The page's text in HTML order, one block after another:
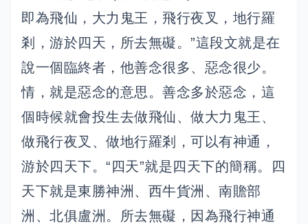
即為飛仙，大力鬼王，飛行夜叉，地行羅
剎，游於四天，所去無礙。”這段文就是在
說一個臨終者，他善念很多、惡念很少。
情，就是惡念的意思。善念多於惡念，這
個時候就會投生去做飛仙、做大力鬼王、
做飛行夜叉、做地行羅剎，可以有神通，
游於四天下。“四天”就是四天下的簡稱。四
天下就是東勝神洲、西牛貨洲、南贍部
洲、北俱盧洲。所去無礙，因為飛行神通